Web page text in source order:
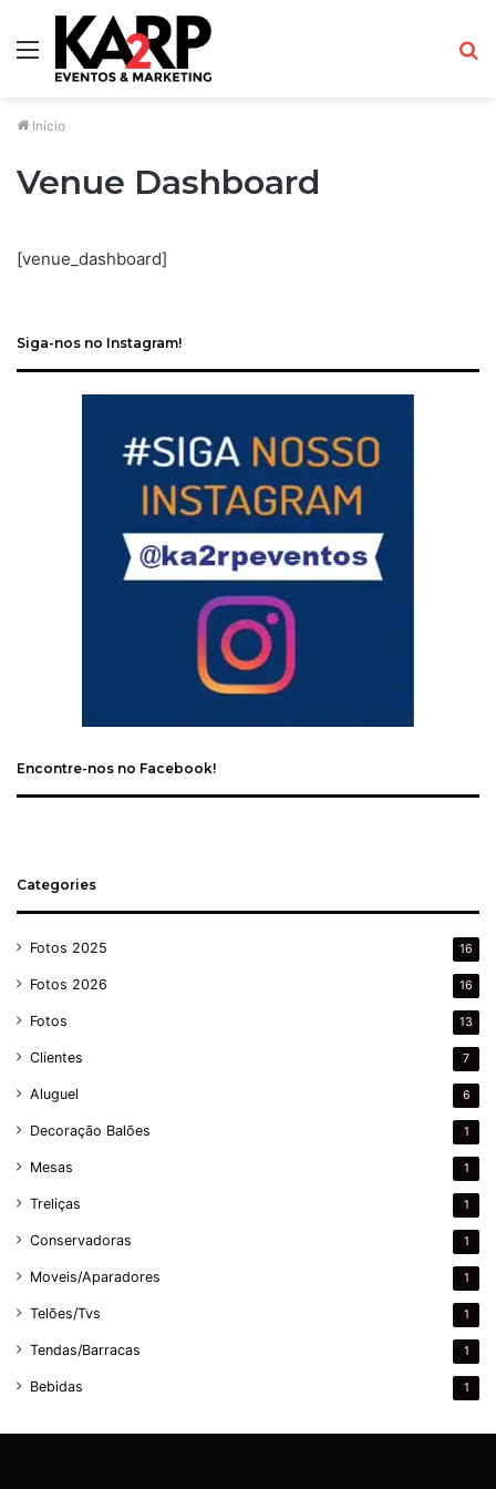
Menu
Início
Venue Dashboard
[venue_dashboard]
Siga-nos no Instagram!
Encontre-nos no Facebook!
Categories
Fotos 2025 16
Fotos 2026 16
Fotos 13
Clientes 7
Aluguel 6
Decoração Balões 1
Mesas 1
Treliças 1
Conservadoras 1
Moveis/Aparadores 1
Telões/Tvs 1
Tendas/Barracas 1
Bebidas 1